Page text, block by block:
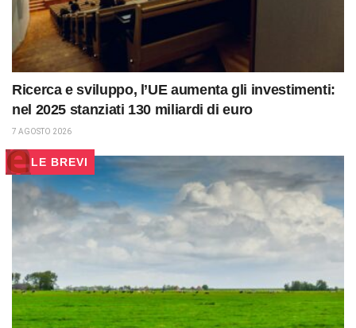
Ricerca e sviluppo, l’UE aumenta gli investimenti:
nel 2025 stanziati 130 miliardi di euro
7 AGOSTO 2026
LE BREVI